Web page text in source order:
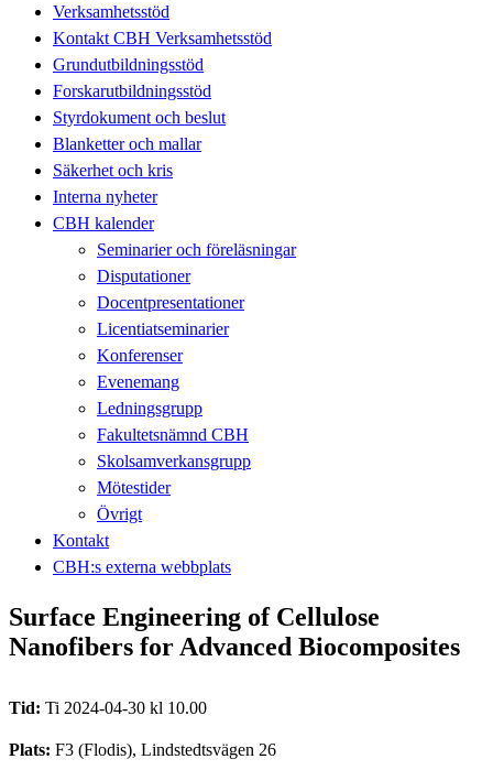
Verksamhetsstöd
Kontakt CBH Verksamhetsstöd
Grundutbildningsstöd
Forskarutbildningsstöd
Styrdokument och beslut
Blanketter och mallar
Säkerhet och kris
Interna nyheter
CBH kalender
Seminarier och föreläsningar
Disputationer
Docentpresentationer
Licentiatseminarier
Konferenser
Evenemang
Ledningsgrupp
Fakultetsnämnd CBH
Skolsamverkansgrupp
Mötestider
Övrigt
Kontakt
CBH:s externa webbplats
Surface Engineering of Cellulose
Nanofibers for Advanced Biocomposites
Tid: Ti 2024-04-30 kl 10.00
Plats: F3 (Flodis), Lindstedtsvägen 26